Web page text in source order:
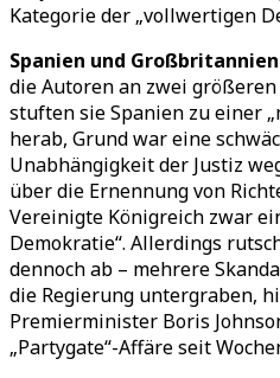
Kategorie der „vollwertigen
Spanien und
die Autoren an zwei
stuften sie Spanien zu einer
herab, Grund war eine
Unabhängigkeit der Justiz
über die Ernennung von
Vereinigte Königreich zwar
Demokratie“. Allerdings
dennoch ab – mehrere
die Regierung untergraben,
Premierminister Boris
„Partygate“-Affäre seit